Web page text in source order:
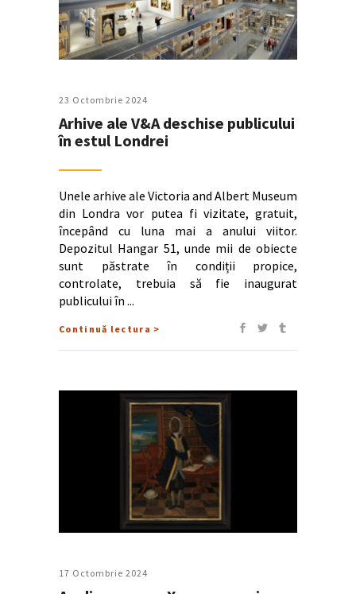
23 Octombrie 2024
Arhive ale V&A deschise publicului
în estul Londrei
Unele arhive ale Victoria and Albert Museum
din Londra vor putea fi vizitate, gratuit,
începând cu luna mai a anului viitor.
Depozitul Hangar 51, unde mii de obiecte
sunt păstrate în condiții propice,
controlate, trebuia să fie inaugurat
publicului în
Continuă lectura >
17 Octombrie 2024